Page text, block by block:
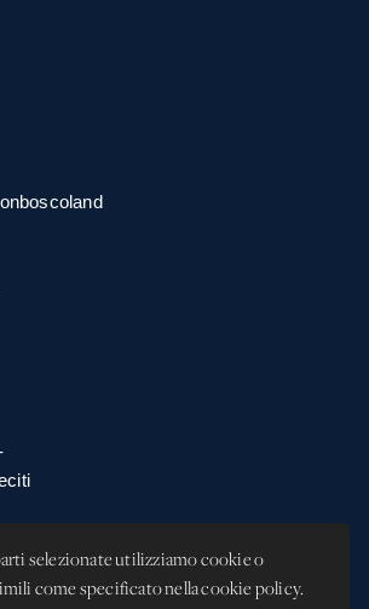
selezionate utilizziamo cookie o
come specificato nella cookie policy.